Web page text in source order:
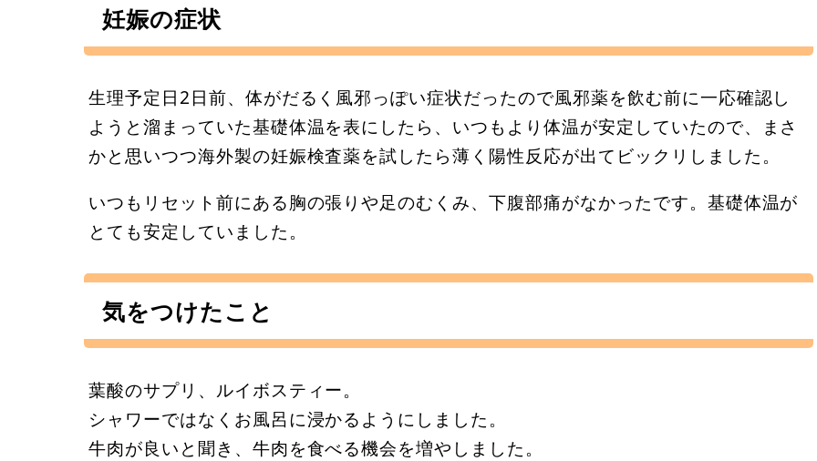
妊娠の症状
生理予定日2日前、体がだるく風邪っぽい症状だったので風邪薬を飲む前に一応確認し
ようと溜まっていた基礎体温を表にしたら、いつもより体温が安定していたので、まさ
かと思いつつ海外製の妊娠検査薬を試したら薄く陽性反応が出てビックリしました。
いつもリセット前にある胸の張りや足のむくみ、下腹部痛がなかったです。基礎体温が
とても安定していました。
気をつけたこと
葉酸のサプリ、ルイボスティー。
シャワーではなくお風呂に浸かるようにしました。
牛肉が良いと聞き、牛肉を食べる機会を増やしました。